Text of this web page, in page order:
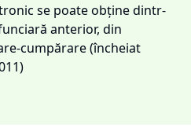
se poate obține dintr-
anterior, din
cumpărare (încheiat